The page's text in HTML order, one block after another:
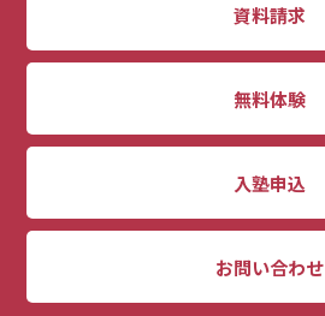
資料請求
無料体験
入塾申込
お問い合わせ